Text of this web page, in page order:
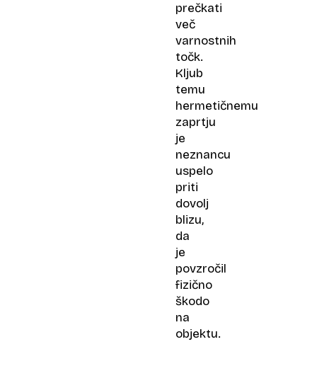
prečkati
več
varnostnih
točk.
Kljub
temu
hermetičnemu
zaprtju
je
neznancu
uspelo
priti
dovolj
blizu,
da
je
povzročil
fizično
škodo
na
objektu.